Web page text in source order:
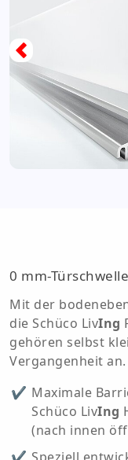
0 mm-
Mit der
die Schüco LivIng
gehören selbst
Vergangenheit an.
Maximale
Schüco LivIng
(nach innen